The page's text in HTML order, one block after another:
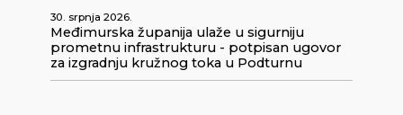
30. srpnja 2026.
Međimurska županija ulaže u sigurniju
prometnu infrastrukturu - potpisan ugovor
za izgradnju kružnog toka u Podturnu